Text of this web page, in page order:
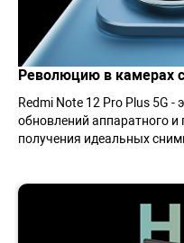
Революцию в камерах
Redmi Note 12 Pro Plus 5G -
обновлений аппаратного
получения идеальных